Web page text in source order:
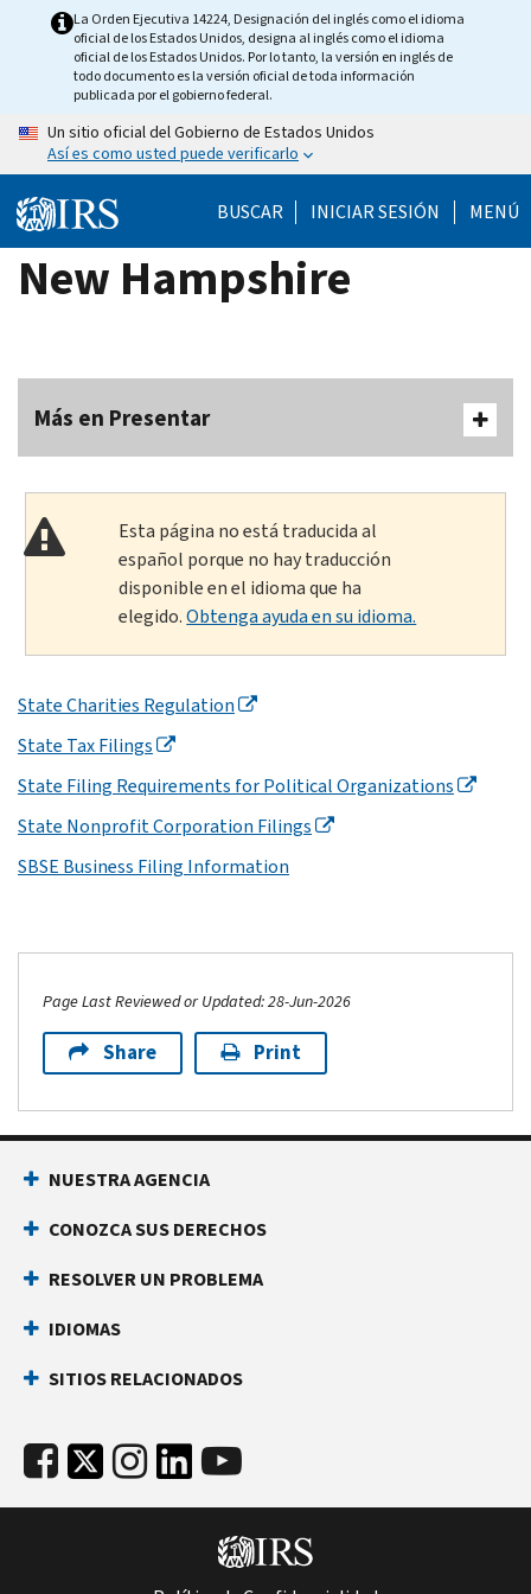
La Orden Ejecutiva 14224, Designación del inglés como el idioma
oficial de los Estados Unidos, designa al inglés como el idioma
oficial de los Estados Unidos. Por lo tanto, la versión en inglés de
todo documento es la versión oficial de toda información
publicada por el gobierno federal.
Un sitio oficial del Gobierno de Estados Unidos
Así es como usted puede verificarlo
BUSCAR INICIAR SESIÓN MENÚ
New Hampshire
Más en Presentar
Esta página no está traducida al
español porque no hay traducción
disponible en el idioma que ha
elegido.Obtenga ayuda en su idioma.
State Charities Regulation
State Tax Filings
State Filing Requirements for Political Organizations
State Nonprofit Corporation Filings
SBSE Business Filing Information
Page Last Reviewed or Updated: 28-Jun-2026
Share Print
NUESTRA AGENCIA
CONOZCA SUS DERECHOS
RESOLVER UN PROBLEMA
IDIOMAS
SITIOS RELACIONADOS